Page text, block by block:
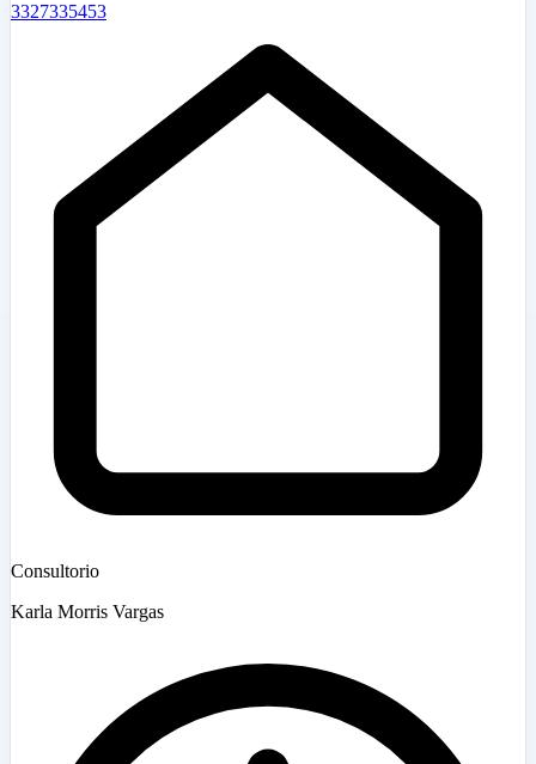
3327335453
Consultorio
Karla Morris Vargas